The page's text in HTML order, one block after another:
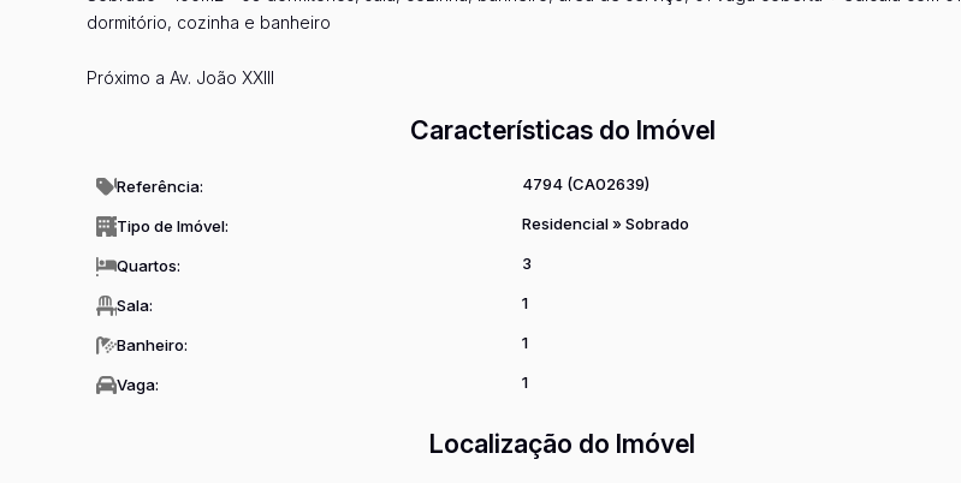
dormitório, cozinha e banheiro
Próximo a Av. João XXIII
Características do Imóvel
Referência: 4794 (CA02639)
Tipo de Imóvel: Residencial» Sobrado
Quartos: 3
Sala: 1
Banheiro: 1
Vaga: 1
Localização do Imóvel